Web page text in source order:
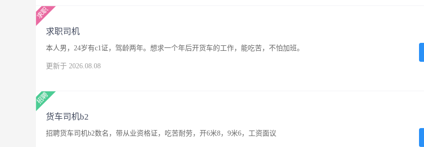
求职司机
本人男，24岁有c1证，驾龄两年。想求一个年后开货车的工作，能吃苦，不怕加班。
更新于 2026.08.08
货车司机b2
招聘货车司机b2数名，带从业资格证，吃苦耐劳，开6米8，9米6，工资面议